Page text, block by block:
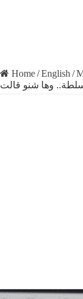
Home/English /
وها شنو قالت